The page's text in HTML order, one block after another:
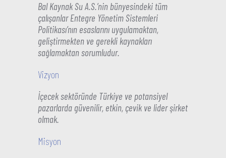
Bal Kaynak Su A.S.’nin bünyesindeki tüm
çalışanlar Entegre Yönetim Sistemleri
Politikası’nın esaslarını uygulamaktan,
geliştirmekten ve gerekli kaynakları
sağlamaktan sorumludur.
Vizyon
İçecek sektöründe Türkiye ve potansiyel
pazarlarda güvenilir, etkin, çevik ve lider şirket
olmak.
Misyon